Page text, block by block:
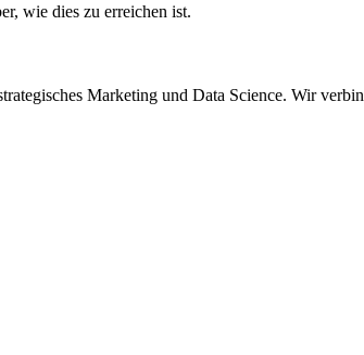
wie dies zu erreichen ist.
Marketing und Data Science. Wir